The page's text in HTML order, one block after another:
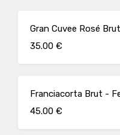
Gran Cuvee Rosé
35.00 €
Franciacorta Brut -
45.00 €